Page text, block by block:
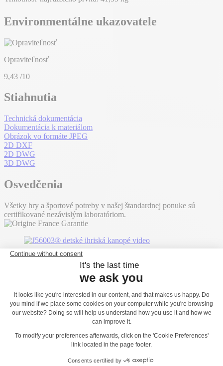
Environmentálne ukazovatele
Opraviteľnosť
9,43 /10
Stiahnutia
Technická dokumentácia
Dokumentácia k materiálom
Obrázok vo formáte JPEG
2D DXF
2D DWG
3D DWG
Osvedčenia
Všetky hry a športové potreby v našej štandardnej ponuke sú
certifikované nezávislým laboratóriom.